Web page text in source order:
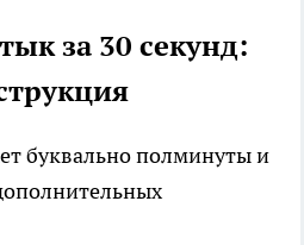
за 30 секунд:
буквально полминуты и